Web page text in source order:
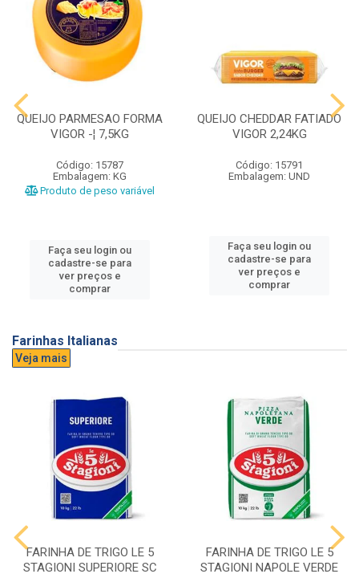
QUEIJO PARMESAO FORMA
VIGOR -¦ 7,5KG
Código: 15787
Embalagem: KG
Produto de peso variável
Faça seu login ou
cadastre-se para
ver preços e
comprar
QUEIJO CHEDDAR FATIADO
VIGOR 2,24KG
Código: 15791
Embalagem: UND
Faça seu login ou
cadastre-se para
ver preços e
comprar
Farinhas Italianas
Veja mais
FARINHA DE TRIGO LE 5
STAGIONI SUPERIORE SC
FARINHA DE TRIGO LE 5
STAGIONI NAPOLE VERDE